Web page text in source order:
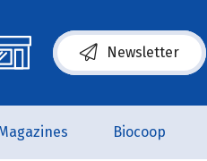
Newsletter
(s’ouvre dans une
Biocoop